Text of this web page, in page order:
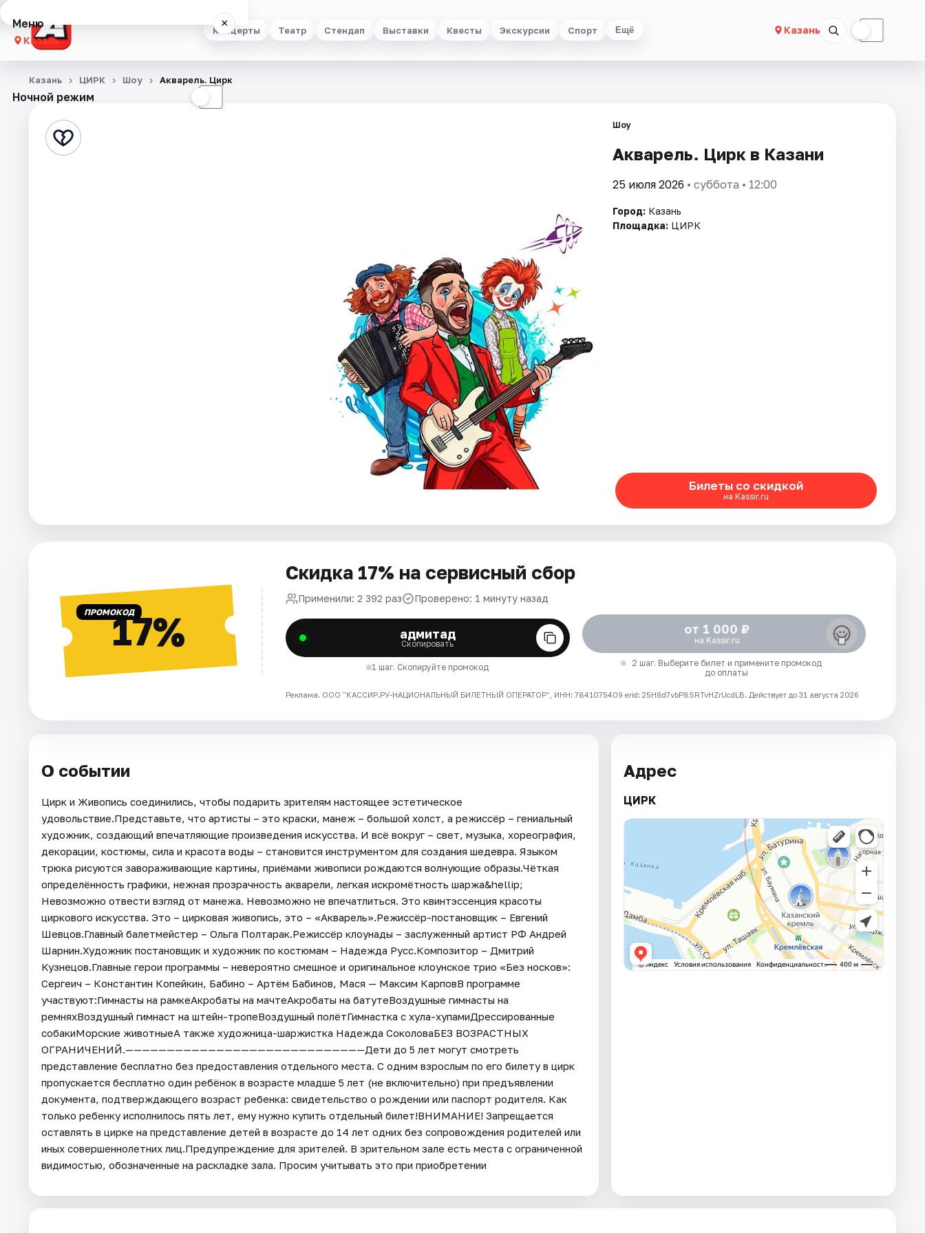
Концерты Театр Стендап Выставки Квесты Экскурсии Спорт Ещё Казань ☾
Меню ×
Казань
Концерты
Стендап
Ночной режим ☾
Казань ЦИРК Шоу Акварель. Цирк
Шоу
Акварель. Цирк в Казани
25 июля 2026 • суббота • 12:00
Город: Казань
Площадка: ЦИРК
Билеты со скидкой
на Kassir.ru
ПРОМОКОД17%
Скидка 17% на сервисный сбор
Применили: 2 392 раз Проверено: 1 минуту назад
адмитад
Скопировать
1 шаг. Скопируйте промокод
от 1 000 ₽
на Kassir.ru
2 шаг. Выберите билет и примените промокод
до оплаты
Реклама. ООО "КАССИР.РУ-НАЦИОНАЛЬНЫЙ БИЛЕТНЫЙ ОПЕРАТОР", ИНН: 7841075409 erid: 25H8d7vbP8SRTvHZrUcdLB. Действует до 31 августа 2026
О событии
Цирк и Живопись соединились, чтобы подарить зрителям настоящее эстетическое
удовольствие.Представьте, что артисты – это краски, манеж – большой холст, а режиссёр – гениальный
художник, создающий впечатляющие произведения искусства. И всё вокруг – свет, музыка, хореография,
декорации, костюмы, сила и красота воды – становится инструментом для создания шедевра. Языком
трюка рисуются завораживающие картины, приёмами живописи рождаются волнующие образы.Чёткая
определённость графики, нежная прозрачность акварели, легкая искромётность шаржа&hellip;
Невозможно отвести взгляд от манежа. Невозможно не впечатлиться. Это квинтэссенция красоты
циркового искусства. Это – цирковая живопись, это – «Акварель».Режиссёр-постановщик – Евгений
Шевцов.Главный балетмейстер – Ольга Полтарак.Режиссёр клоунады – заслуженный артист РФ Андрей
Шарнин.Художник постановщик и художник по костюмам – Надежда Русс.Композитор – Дмитрий
Кузнецов.Главные герои программы – невероятно смешное и оригинальное клоунское трио «Без носков»:
Сергеич – Константин Копейкин, Бабино – Артём Бабинов, Мася — Максим КарповВ программе
участвуют:Гимнасты на рамкеАкробаты на мачтеАкробаты на батутеВоздушные гимнасты на
ремняхВоздушный гимнаст на штейн-тропеВоздушный полётГимнастка с хула-хупамиДрессированные
собакиМорские животныеА также художница-шаржистка Надежда СоколоваБЕЗ ВОЗРАСТНЫХ
ОГРАНИЧЕНИЙ.—————————————————————————————Дети до 5 лет могут смотреть
представление бесплатно без предоставления отдельного места. С одним взрослым по его билету в цирк
пропускается бесплатно один ребёнок в возрасте младше 5 лет (не включительно) при предъявлении
документа, подтверждающего возраст ребенка: свидетельство о рождении или паспорт родителя. Как
только ребенку исполнилось пять лет, ему нужно купить отдельный билет!ВНИМАНИЕ! Запрещается
оставлять в цирке на представление детей в возрасте до 14 лет одних без сопровождения родителей или
иных совершеннолетних лиц.Предупреждение для зрителей. В зрительном зале есть места с ограниченной
видимостью, обозначенные на раскладке зала. Просим учитывать это при приобретении
Адрес
ЦИРК